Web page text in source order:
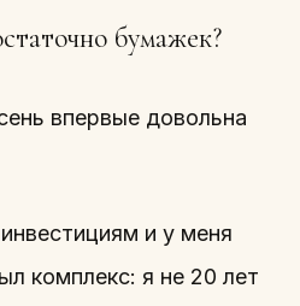
бумажек?
впервые довольна
и у меня
комплекс: я не 20 лет